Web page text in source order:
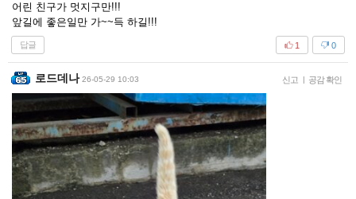
어린 친구가 멋지구만!!!
앞길에 좋은일만 가~~득 하길!!!
답글 0
1
로드데나 26-05-29 10:03 신고 | 공감 확인